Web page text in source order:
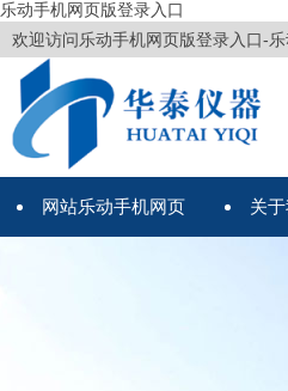
乐动手机网页版登录入口
欢迎访问乐动手机网页版登录入口-乐
网站乐动手机网页 关